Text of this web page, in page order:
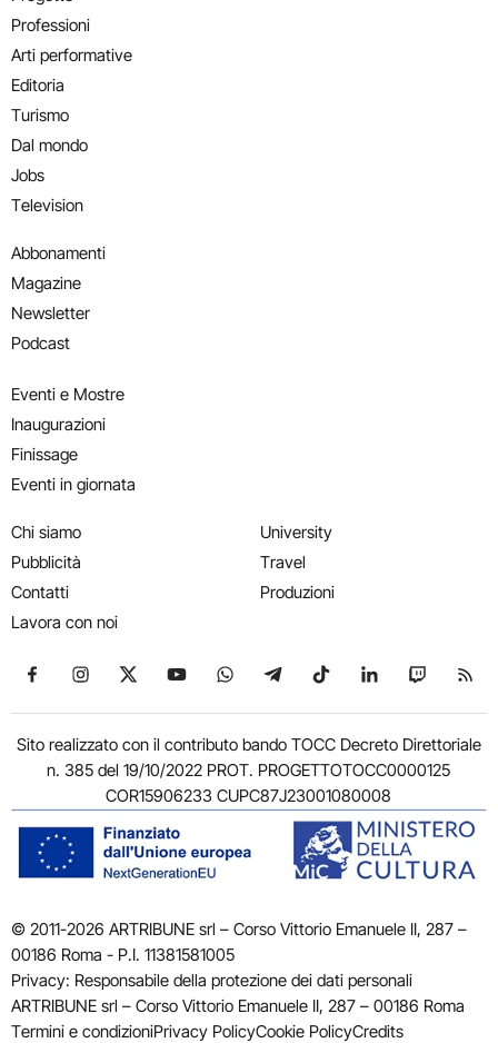
Professioni
Arti performative
Editoria
Turismo
Dal mondo
Jobs
Television
Abbonamenti
Magazine
Newsletter
Podcast
Eventi e Mostre
Inaugurazioni
Finissage
Eventi in giornata
Chi siamo
Pubblicità
Contatti
Lavora con noi
University
Travel
Produzioni
Seguici su Facebook
Seguici su Instagram
Seguici su X
Seguici su YouTube
Seguici su WhatsApp
Seguici su Telegram
Seguici su TikTok
Seguici su
Seguici
Sito realizzato con il contributo bando TOCC Decreto Direttoriale
n. 385 del 19/10/2022 PROT. PROGETTOTOCC0000125
COR15906233 CUPC87J23001080008
© 2011-2026 ARTRIBUNE srl – Corso Vittorio Emanuele II, 287 –
00186 Roma - P.I. 11381581005
Privacy: Responsabile della protezione dei dati personali
ARTRIBUNE srl – Corso Vittorio Emanuele II, 287 – 00186 Roma
Termini e condizioniPrivacy PolicyCookie PolicyCredits